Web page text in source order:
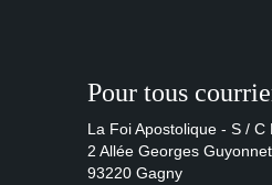
Pour tous
La Foi Apostolique - S / C
2 Allée Georges Guyonnet
93220 Gagny